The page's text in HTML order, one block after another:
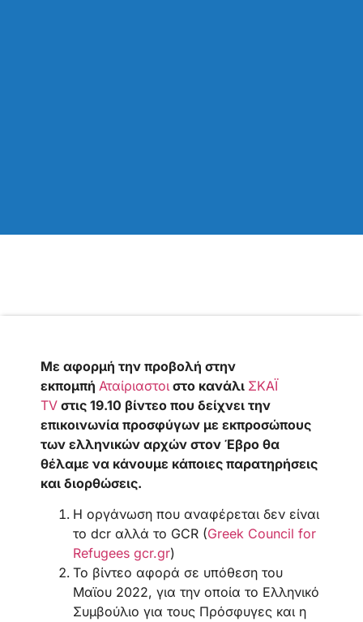
Με αφορμή την προβολή στην
εκπομπή Αταίριαστοι στο κανάλι ΣΚΑΪ
ΤV στις 19.10 βίντεο που δείχνει την
επικοινωνία προσφύγων με εκπροσώπους
των ελληνικών αρχών στον Έβρο θα
θέλαμε να κάνουμε κάποιες παρατηρήσεις
και διορθώσεις.
Η οργάνωση που αναφέρεται δεν είναι
το dcr αλλά το GCR (Greek Council for
Refugees gcr.gr)
Το βίντεο αφορά σε υπόθεση του
Μαϊου 2022, για την οποία το Ελληνικό
Συμβούλιο για τους Πρόσφυγες και η